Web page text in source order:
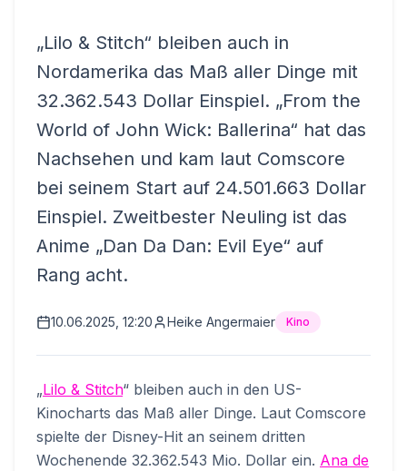
„Lilo & Stitch“ bleiben auch in
Nordamerika das Maß aller Dinge mit
32.362.543 Dollar Einspiel. „From the
World of John Wick: Ballerina“ hat das
Nachsehen und kam laut Comscore
bei seinem Start auf 24.501.663 Dollar
Einspiel. Zweitbester Neuling ist das
Anime „Dan Da Dan: Evil Eye“ auf
Rang acht.
10.06.2025, 12:20 Heike Angermaier Kino
„Lilo & Stitch“ bleiben auch in den US-
Kinocharts das Maß aller Dinge. Laut Comscore
spielte der Disney-Hit an seinem dritten
Wochenende 32.362.543 Mio. Dollar ein. Ana de